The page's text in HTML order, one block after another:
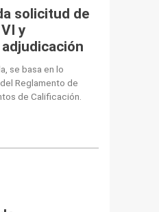
solicitud de
y
se basa en lo
Reglamento de
de Calificación.